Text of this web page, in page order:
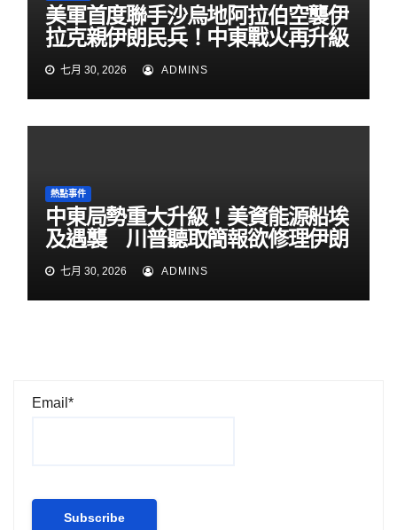
美軍首度聯手沙烏地阿拉伯空襲伊
拉克親伊朗民兵！中東戰火再升級
七月 30, 2026 ADMINS
熱點事件
中東局勢重大升級！美資能源船埃
及遇襲 川普聽取簡報欲修理伊朗
七月 30, 2026 ADMINS
Email*